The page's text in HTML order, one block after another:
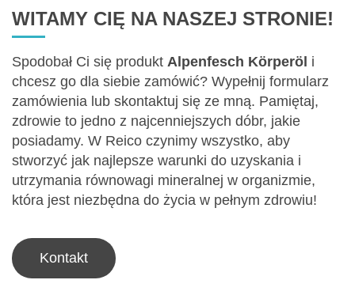
WITAMY CIĘ NA NASZEJ STRONIE!
Spodobał Ci się produkt Alpenfesch Körperöl i
chcesz go dla siebie zamówić? Wypełnij formularz
zamówienia lub skontaktuj się ze mną. Pamiętaj,
zdrowie to jedno z najcenniejszych dóbr, jakie
posiadamy. W Reico czynimy wszystko, aby
stworzyć jak najlepsze warunki do uzyskania i
utrzymania równowagi mineralnej w organizmie,
która jest niezbędna do życia w pełnym zdrowiu!
Kontakt